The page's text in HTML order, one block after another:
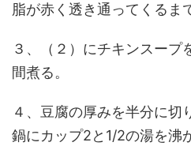
脂が赤く透き通ってくるま
３、（２）にチキンスープ
間煮る。
４、豆腐の厚みを半分に切
鍋にカップ2と1/2の湯を沸